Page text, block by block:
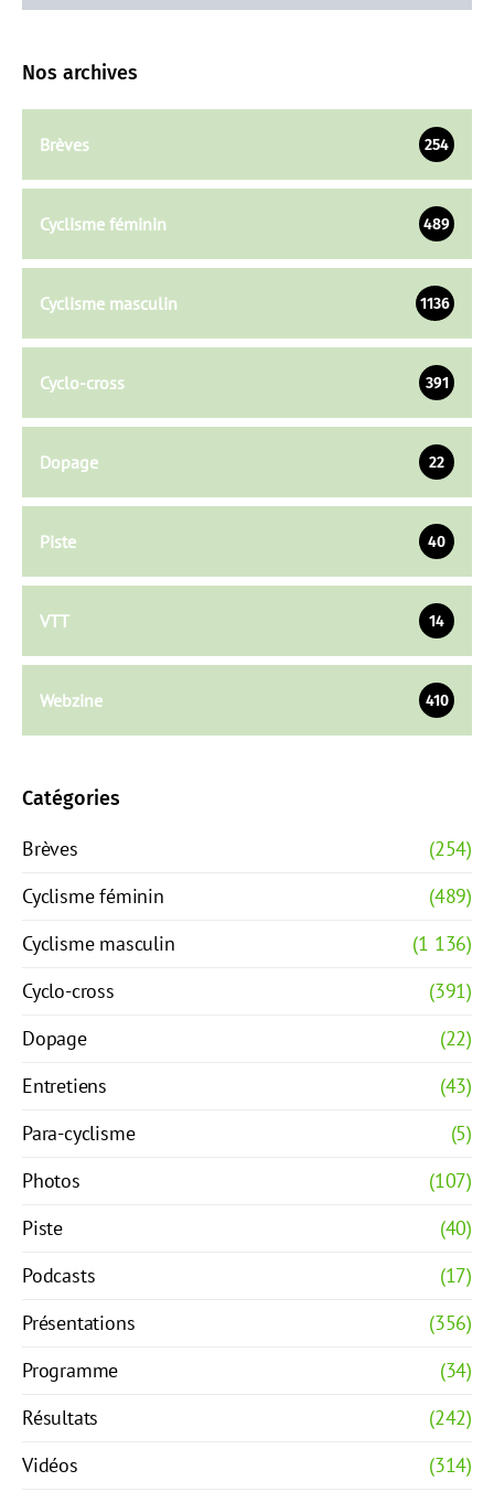
Nos archives
Brèves 254
Cyclisme féminin 489
Cyclisme masculin 1136
Cyclo-cross 391
Dopage 22
Piste 40
VTT 14
Webzine 410
Catégories
Brèves
(254)
Cyclisme féminin
(489)
Cyclisme masculin
(1 136)
Cyclo-cross
(391)
Dopage
(22)
Entretiens
(43)
Para-cyclisme
(5)
Photos
(107)
Piste
(40)
Podcasts
(17)
Présentations
(356)
Programme
(34)
Résultats
(242)
Vidéos
(314)